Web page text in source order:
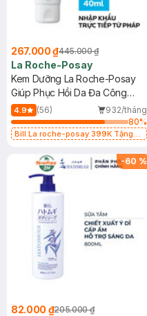
267.000 ₫445.000 ₫
La Roche-Posay
Kem Dưỡng La Roche-Posay
Giúp Phục Hồi Da Đa Công
Dụng 40ml
4.9 (56)
932/tháng
80%
Bill La roche-posay 399K Tặng
(SL có hạn)
-60 %
82.000 ₫205.000 ₫